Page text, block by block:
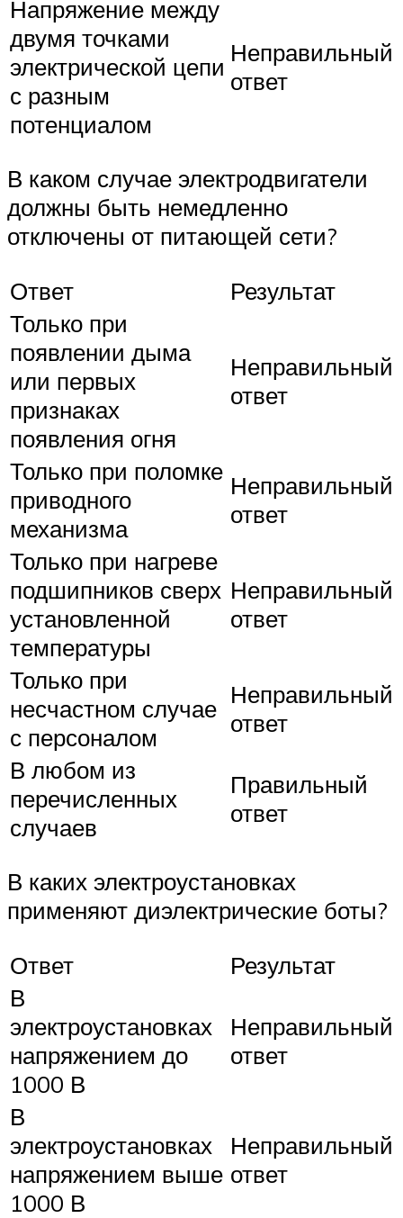
Напряжение между
двумя точками
электрической цепи
с разным
потенциалом
Неправильный
ответ
В каком случае электродвигатели
должны быть немедленно
отключены от питающей сети?
Ответ
Результат
Только при
появлении дыма
или первых
признаках
появления огня
Неправильный
ответ
Только при поломке
приводного
механизма
Неправильный
ответ
Только при нагреве
подшипников сверх
установленной
температуры
Неправильный
ответ
Только при
несчастном случае
с персоналом
Неправильный
ответ
В любом из
перечисленных
случаев
Правильный
ответ
В каких электроустановках
применяют диэлектрические боты?
Ответ
Результат
В
электроустановках
напряжением до
1000 В
Неправильный
ответ
В
электроустановках
напряжением выше
1000 В
Неправильный
ответ